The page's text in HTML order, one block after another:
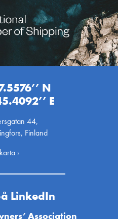
N
E
44,
Finland
›
LinkedIn
Association